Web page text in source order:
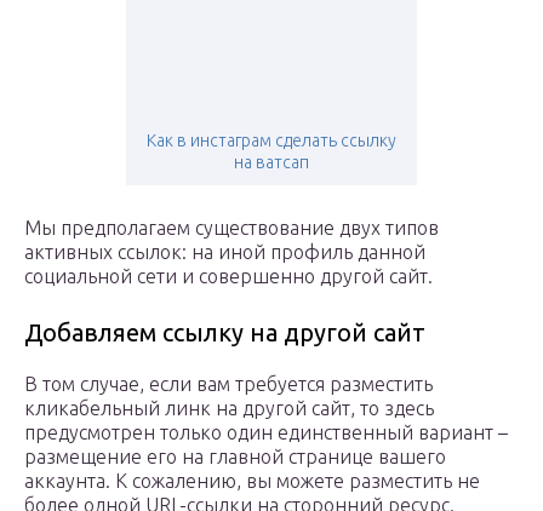
Как в инстаграм сделать ссылку
на ватсап
Мы предполагаем существование двух типов
активных ссылок: на иной профиль данной
социальной сети и совершенно другой сайт.
Добавляем ссылку на другой сайт
В том случае, если вам требуется разместить
кликабельный линк на другой сайт, то здесь
предусмотрен только один единственный вариант –
размещение его на главной странице вашего
аккаунта. К сожалению, вы можете разместить не
более одной URL-ссылки на сторонний ресурс.